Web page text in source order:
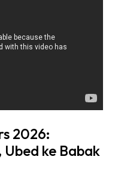
2026:
ke Babak